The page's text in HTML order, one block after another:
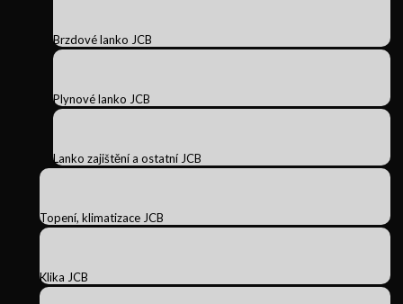
Brzdové lanko JCB
Plynové lanko JCB
Lanko zajištění a ostatní JCB
Topení, klimatizace JCB
Klika JCB